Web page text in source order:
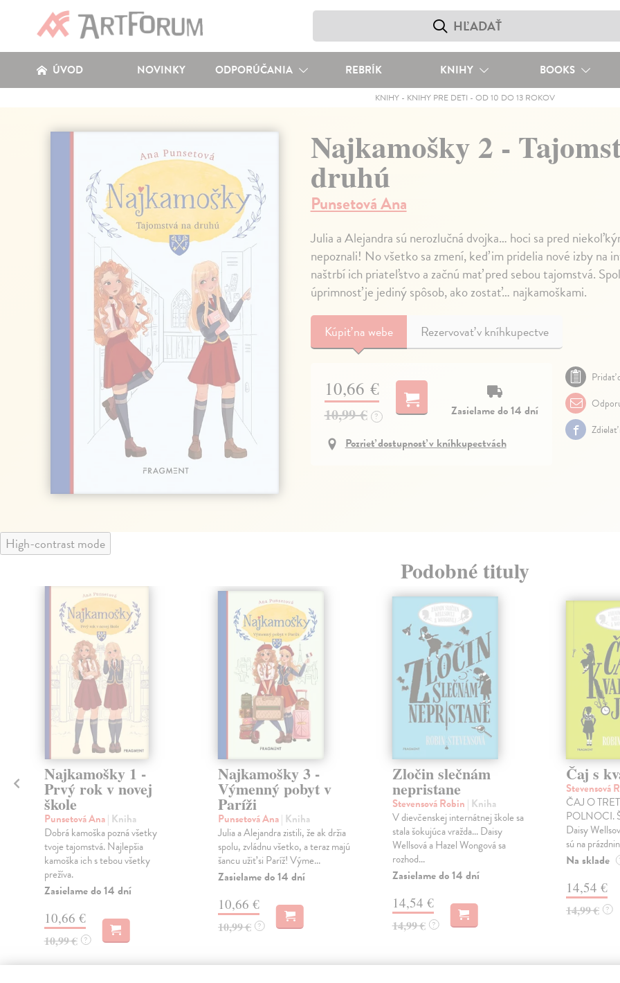
ÚVOD NOVINKY ODPORÚČANIA REBRÍK KNIHY BOOKS
KNIHY- KNIHY PRE DETI - OD 10 DO 13 ROKOV
Najkamošky 2 -
druhú
Punsetová Ana
Julia a Alejandra sú nerozlučná dvojka… hoci sa pred
nepoznali! No všetko sa zmení, keď im pridelia nové izby na
naštrbí ich priateľstvo a začnú mať pred sebou tajomstvá.
úprimnosť je jediný spôsob, ako zostať… najkamoškami.
Kúpiťna webe Rezervovať v kníhkupectve
10,66 €
10,99 € ?
Zasielame do 14 dní
Pozrieť dostupnosť v kníhkupectvách
Pridať
Zdielať
High-contrast mode
Podobné tituly
Najkamošky 1 -
Prvý rok v novej
škole
Punsetová Ana| Kniha
Dobrá kamoška pozná všetky
tvoje tajomstvá. Najlepšia
kamoška ich s tebou všetky
prežíva.
Zasielame do 14 dní
10,66 €
10,99 € ?
Najkamošky 3 -
Výmenný pobyt v
Paríži
Punsetová Ana| Kniha
Julia a Alejandra zistili, že ak držia
spolu, zvládnu všetko, a teraz majú
šancu užiť si Paríž! Výme...
Zasielame do 14 dní
10,66 €
10,99 € ?
Zločin slečnám
nepristane
Stevensová Robin | Kniha
V dievčenskej internátnej škole sa
stala šokujúca vražda... Daisy
Wellsová a Hazel Wongová sa
rozhod...
Zasielame do 14 dní
14,54 €
14,99 € ?
Čaj s
Stevensová
ČAJ O
POLNOCI.
Daisy
sú na
Na sklade
14,54 €
14,99 € ?